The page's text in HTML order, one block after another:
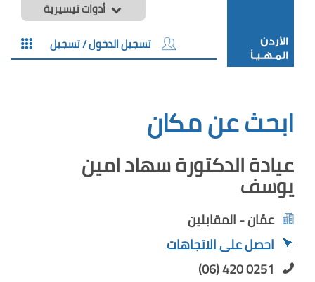
أدوات تيسيرية
تسجيل الدخول / تسجيل
ابحث عن مكان
عيادة الدكتورة سهاد امين
يوسف
عمّان - المقابلين
احصل على الاتجاهات
(06) 420 0251